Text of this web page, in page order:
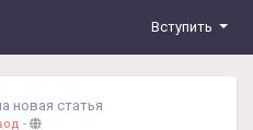
Вступить
новая статья
-